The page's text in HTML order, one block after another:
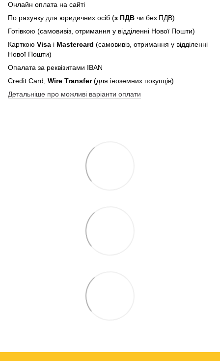
Онлайн оплата на сайті
По рахунку для юридичних осіб (з ПДВ чи без ПДВ)
Готівкою (самовивіз, отримання у відділенні Нової Пошти)
Карткою Visa і Mastercard (самовивіз, отримання у відділенні
Нової Пошти)
Опалата за реквізитами IBAN
Credit Card, Wire Transfer(для іноземних покупців)
Детальніше про можливі варіанти оплати